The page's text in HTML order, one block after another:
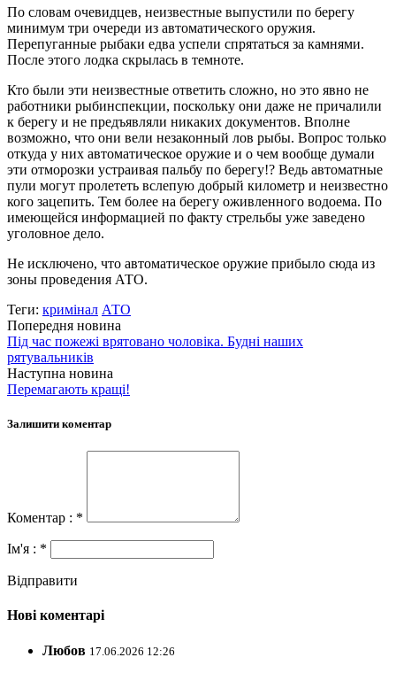
По словам очевидцев, неизвестные выпустили по берегу
минимум три очереди из автоматического оружия.
Перепуганные рыбаки едва успели спрятаться за камнями.
После этого лодка скрылась в темноте.
Кто были эти неизвестные ответить сложно, но это явно не
работники рыбинспекции, поскольку они даже не причалили
к берегу и не предъявляли никаких документов. Вполне
возможно, что они вели незаконный лов рыбы. Вопрос только
откуда у них автоматическое оружие и о чем вообще думали
эти отморозки устраивая пальбу по берегу!? Ведь автоматные
пули могут пролететь вслепую добрый километр и неизвестно
кого зацепить. Тем более на берегу оживленного водоема. По
имеющейся информацией по факту стрельбы уже заведено
уголовное дело.
Не исключено, что автоматическое оружие прибыло сюда из
зоны проведения АТО.
Теги: кримінал АТО
Попередня новина
Під час пожежі врятовано чоловіка. Будні наших
рятувальників
Наступна новина
Перемагають кращі!
Залишити коментар
Коментар : *
Ім'я : *
Відправити
Нові коментарі
Любов 17.06.2026 12:26